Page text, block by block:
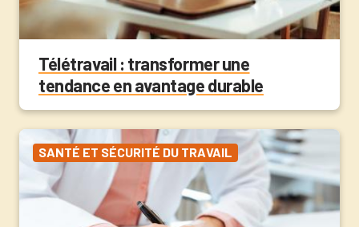
Télétravail : transformer une
tendance en avantage durable
SANTÉ ET SÉCURITÉ DU TRAVAIL